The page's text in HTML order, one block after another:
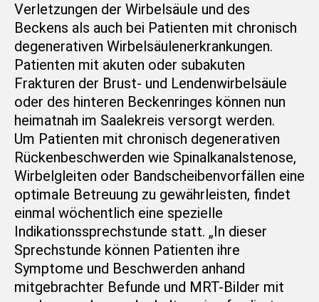
Verletzungen der Wirbelsäule und des
Beckens als auch bei Patienten mit chronisch
degenerativen Wirbelsäulenerkrankungen.
Patienten mit akuten oder subakuten
Frakturen der Brust- und Lendenwirbelsäule
oder des hinteren Beckenringes können nun
heimatnah im Saalekreis versorgt werden.
Um Patienten mit chronisch degenerativen
Rückenbeschwerden wie Spinalkanalstenose,
Wirbelgleiten oder Bandscheibenvorfällen eine
optimale Betreuung zu gewährleisten, findet
einmal wöchentlich eine spezielle
Indikationssprechstunde statt. „In dieser
Sprechstunde können Patienten ihre
Symptome und Beschwerden anhand
mitgebrachter Befunde und MRT-Bilder mit